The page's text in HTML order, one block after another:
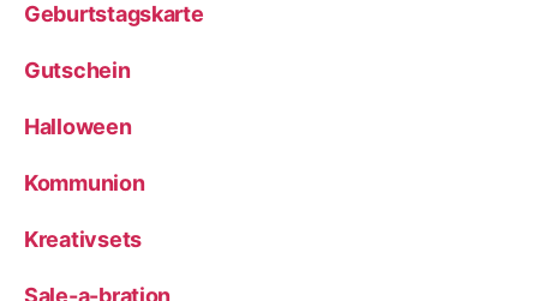
Geburtstagskarte
Gutschein
Halloween
Kommunion
Kreativsets
Sale-a-bration